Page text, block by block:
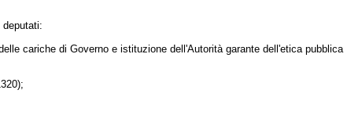
cariche di Governo e istituzione dell'Autorità garante dell'etica pubblica